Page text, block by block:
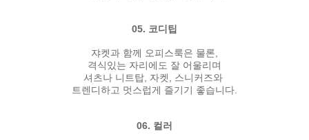
05. 코디팁
쟈켓과 함께 오피스룩은 물론,
격식있는 자리에도 잘 어울리며
셔츠나 니트탑, 자켓, 스니커즈와
트렌디하고 멋스럽게 즐기기 좋습니다.
06. 컬러